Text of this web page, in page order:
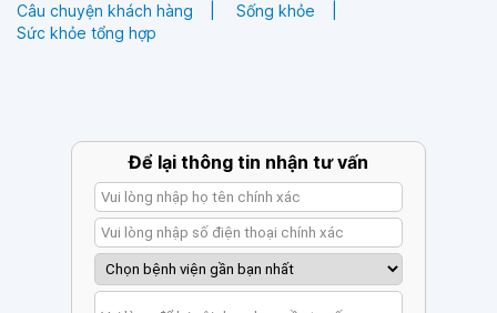
Câu chuyện khách hàng
Sống khỏe
Sức khỏe tổng hợp